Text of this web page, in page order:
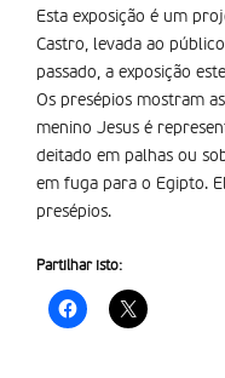
Esta exposição é um
Castro, levada ao
passado, a exposição
Os presépios mostram
menino Jesus é
deitado em palhas ou
em fuga para o Egipto.
presépios.
Partilhar isto: